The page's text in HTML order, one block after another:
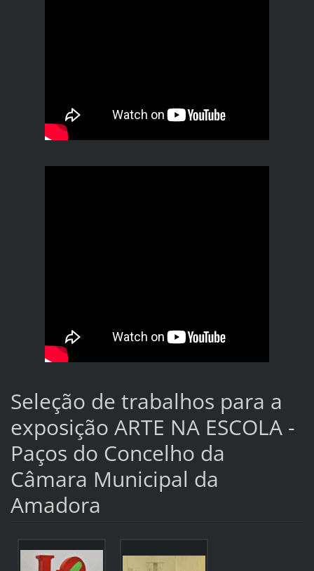
Seleção de trabalhos para a
exposição ARTE NA ESCOLA -
Paços do Concelho da
Câmara Municipal da
Amadora